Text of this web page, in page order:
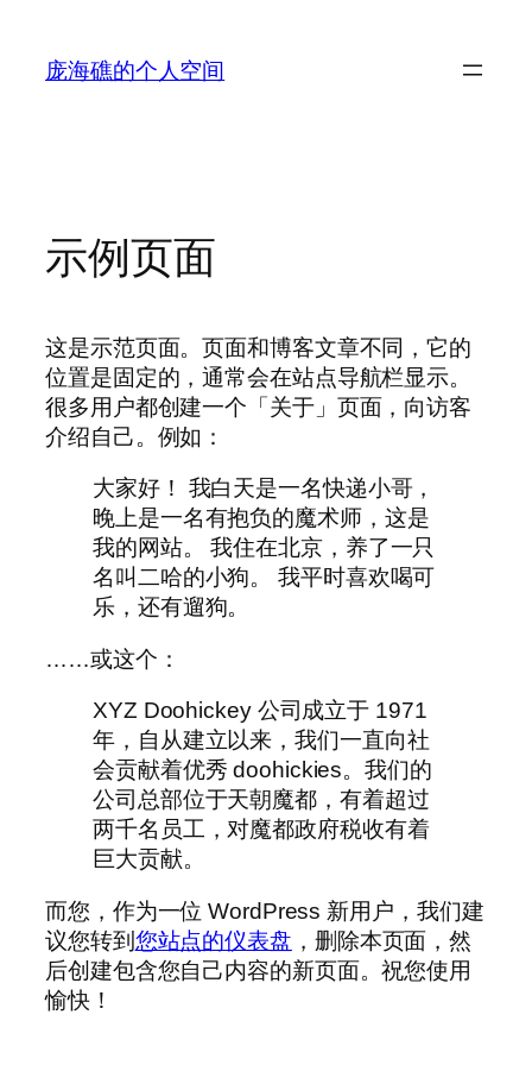
庞海礁的个人空间
示例页面
这是示范页面。页面和博客文章不同，它的
位置是固定的，通常会在站点导航栏显示。
很多用户都创建一个「关于」页面，向访客
介绍自己。例如：
大家好！ 我白天是一名快递小哥，
晚上是一名有抱负的魔术师，这是
我的网站。 我住在北京，养了一只
名叫二哈的小狗。 我平时喜欢喝可
乐，还有遛狗。
……或这个：
XYZ Doohickey 公司成立于 1971
年，自从建立以来，我们一直向社
会贡献着优秀 doohickies。我们的
公司总部位于天朝魔都，有着超过
两千名员工，对魔都政府税收有着
巨大贡献。
而您，作为一位 WordPress 新用户，我们建
议您转到 您站点的仪表盘 ，删除本页面，然
后创建包含您自己内容的新页面。祝您使用
愉快！